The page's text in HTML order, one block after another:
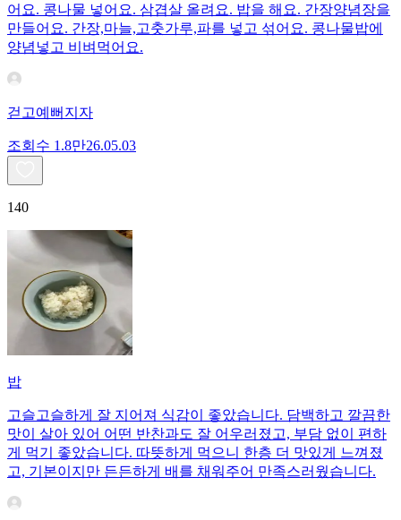
어요. 콩나물 넣어요. 삼겹살 올려요. 밥을 해요. 간장양념장을
만들어요. 간장,마늘,고춧가루,파를 넣고 섞어요. 콩나물밥에
양념넣고 비벼먹어요.
걷고예뻐지자
조회수 1.8만26.05.03
140
밥
고슬고슬하게 잘 지어져 식감이 좋았습니다. 담백하고 깔끔한
맛이 살아 있어 어떤 반찬과도 잘 어우러졌고, 부담 없이 편하
게 먹기 좋았습니다. 따뜻하게 먹으니 한층 더 맛있게 느껴졌
고, 기본이지만 든든하게 배를 채워주어 만족스러웠습니다.